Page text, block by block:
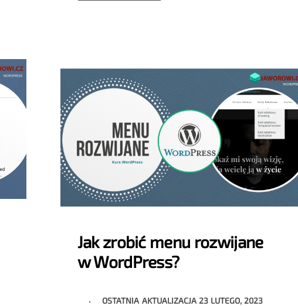
Jak zrobić menu rozwijane
w WordPress?
OSTATNIA AKTUALIZACJA 23 LUTEGO, 2023